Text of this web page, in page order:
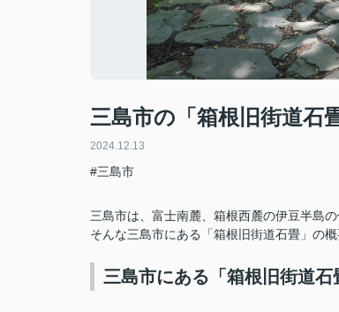
三島市の「箱根旧街道石
2024.12.13
#三島市
三島市は、富士南麓、箱根西麓の伊豆半島
そんな三島市にある「箱根旧街道石畳」の概
三島市にある「箱根旧街道石